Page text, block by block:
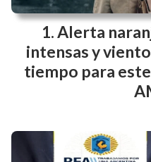
Alerta
intensas y
tiempo para